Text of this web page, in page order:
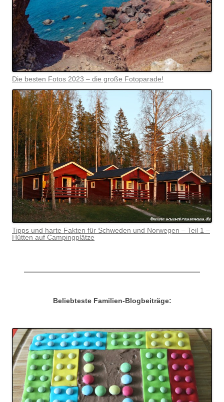
Die besten Fotos 2023 – die große Fotoparade!
Tipps und harte Fakten für Schweden und Norwegen – Teil 1 –
Hütten auf Campingplätze
Beliebteste Familien-Blogbeiträge: